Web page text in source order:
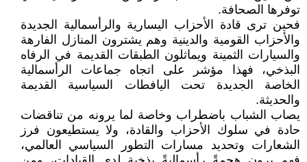
توفرها الصحافة.
فحين ترى قادة الأحزاب اليسارية والرأسمالية الجديدة
والأحزاب القومية والدينية وهم يشترون المنازل الفارهة
والسيارات الثمينة ويماثلون الطبقات القديمة في الرفاه
البذخي، فهذا مؤشر على اتجاه جماعات الرأسمالية
الخاصة الجديدة تحت اليافطات السياسية القديمة
والحديثة.
يصاب الشباب باضطراب وخاصة لما يرونه من تناقضات
حادة في سلوك الأحزاب والقادة، ولا يستطيعون فرز
الشعارات وتحديد مسارات التطور السياسي العالمي،